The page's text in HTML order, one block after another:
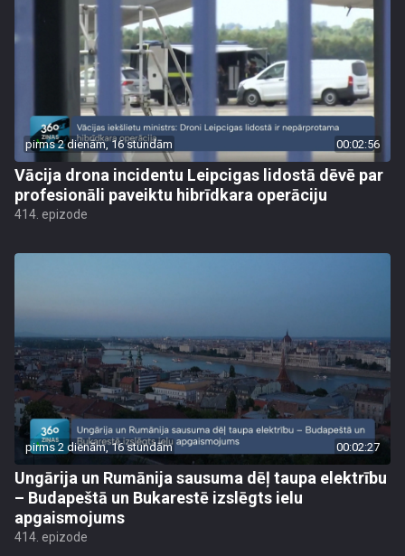
pirms 2 dienām, 16 stundām 00:02:56
Vācija drona incidentu Leipcigas lidostā dēvē par
profesionāli paveiktu hibrīdkara operāciju
414. epizode
pirms 2 dienām, 16 stundām 00:02:27
Ungārija un Rumānija sausuma dēļ taupa elektrību
– Budapeštā un Bukarestē izslēgts ielu
apgaismojums
414. epizode